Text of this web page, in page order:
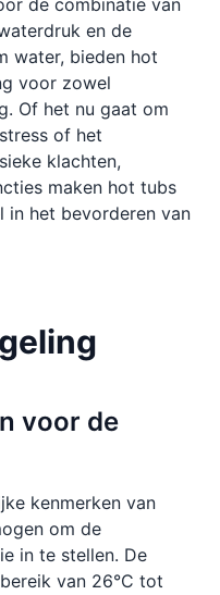
de combinatie van
en de
water, bieden hot
voor zowel
Of het nu gaat om
of het
klachten,
maken hot tubs
in het bevorderen van
voor de
kenmerken van
om de
in te stellen. De
van 26°C tot